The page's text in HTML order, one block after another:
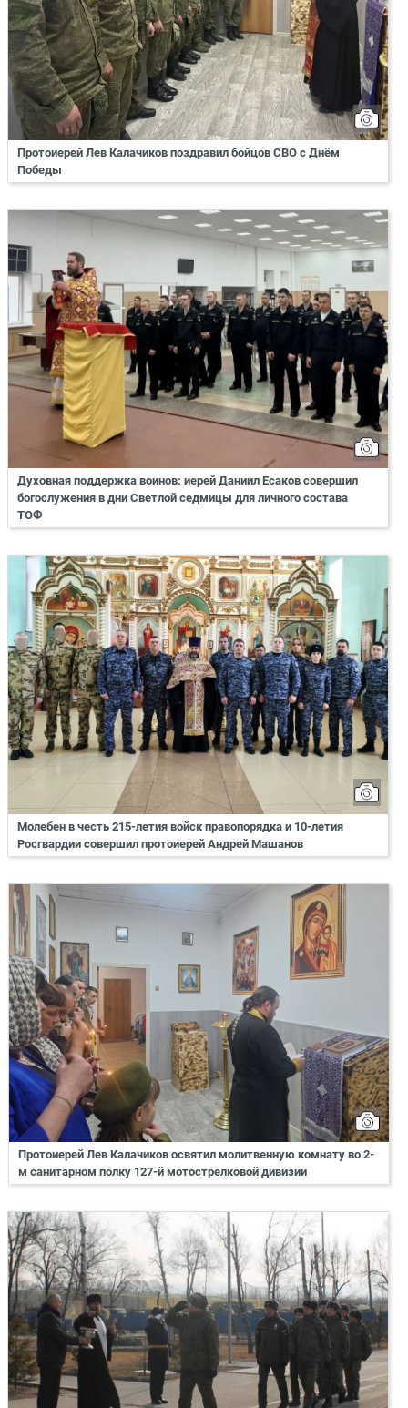
Протоиерей Лев Калачиков поздравил бойцов СВО с Днём
Победы
Духовная поддержка воинов: иерей Даниил Есаков совершил
богослужения в дни Светлой седмицы для личного состава
ТОФ
Молебен в честь 215-летия войск правопорядка и 10-летия
Росгвардии совершил протоиерей Андрей Машанов
Протоиерей Лев Калачиков освятил молитвенную комнату во 2-
м санитарном полку 127-й мотострелковой дивизии